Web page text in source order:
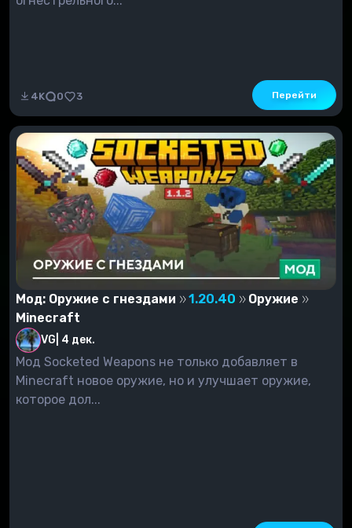
4K 0 3 Перейти
Мод: Оружие с гнездами 1.20.40
Оружие
Minecraft
VG 4 дек.
Мод Socketed Weapons не только добавляет в
Minecraft новое оружие, но и улучшает оружие,
которое дол...